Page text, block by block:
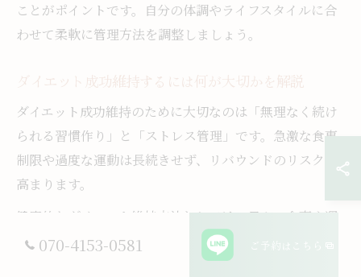
ことがポイントです。自分の体調やライフスタイルに合
わせて柔軟に管理方法を調整しましょう。
ダイエット成功維持するには何が大切かを解説
ダイエット成功維持のために大切なのは「無理なく続け
られる習慣作り」と「ストレス管理」です。急激な食事
制限や過度な運動は長続きせず、リバウンドのリスクが
高まります。
健康的なダイエット維持方法としては、日々の食事や運
動の内容を見直し、無理のない範囲で継続することが重
要です。ストレスが溜まると過食や間食が増えやすいた
070-4153-0581 ご予約はこちら